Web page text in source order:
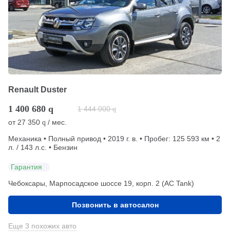
Renault Duster
1 400 680 q 1 444 000 q
от27 350 q / мес.
Механика • Полный привод • 2019 г. в. • Пробег: 125 593 км • 2
л. / 143 л.с. • Бензин
Гарантия
Чебоксары, Марпосадское шоссе 19, корп. 2 (АС Tank)
Позвонить в автосалон
Еще 3 похожих авто